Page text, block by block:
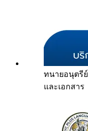
ทนายอนุตรีย์
และเอกสาร